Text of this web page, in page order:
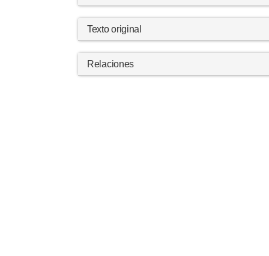
Texto original
Relaciones